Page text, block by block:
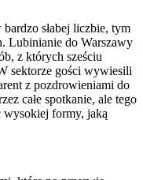
słabej liczbie, tym
Lubinianie do Warszawy
z których sześciu
sektorze gości wywiesili
z pozdrowieniami do
całe spotkanie, ale tego
wysokiej formy, jaką